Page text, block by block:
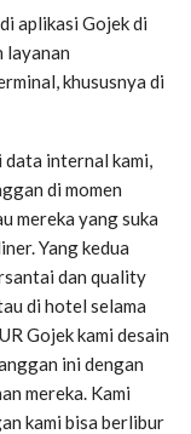
aplikasi Gojek di
layanan
khususnya di
data internal kami,
di momen
mereka yang suka
Yang kedua
dan quality
di hotel selama
Gojek kami desain
ini dengan
mereka. Kami
kami bisa berlibur